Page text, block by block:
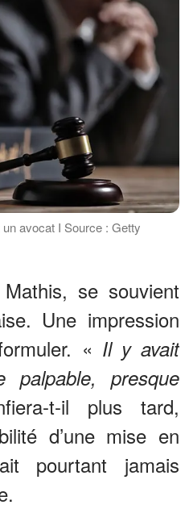
avocat I Source : Getty
se souvient
Une impression
« Il y avait
palpable, presque
t-il plus tard,
d’une mise en
pourtant jamais